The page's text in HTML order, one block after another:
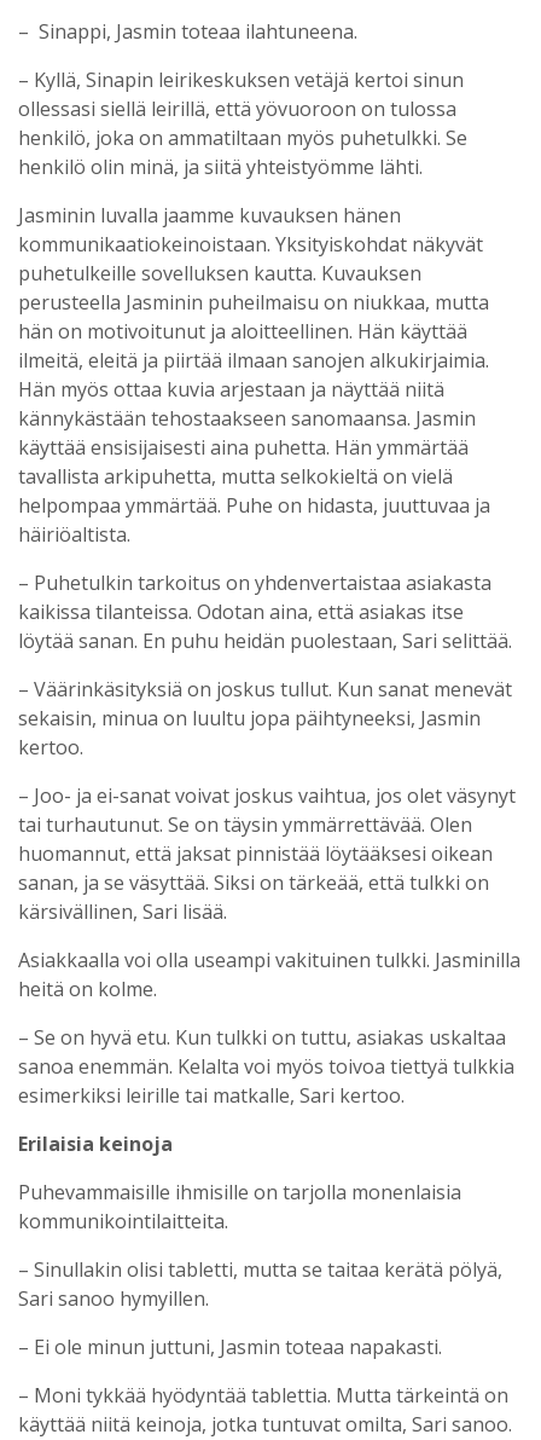
– Sinappi, Jasmin toteaa ilahtuneena.
– Kyllä, Sinapin leirikeskuksen vetäjä kertoi sinun
ollessasi siellä leirillä, että yövuoroon on tulossa
henkilö, joka on ammatiltaan myös puhetulkki. Se
henkilö olin minä, ja siitä yhteistyömme lähti.
Jasminin luvalla jaamme kuvauksen hänen
kommunikaatiokeinoistaan. Yksityiskohdat näkyvät
puhetulkeille sovelluksen kautta. Kuvauksen
perusteella Jasminin puheilmaisu on niukkaa, mutta
hän on motivoitunut ja aloitteellinen. Hän käyttää
ilmeitä, eleitä ja piirtää ilmaan sanojen alkukirjaimia.
Hän myös ottaa kuvia arjestaan ja näyttää niitä
kännykästään tehostaakseen sanomaansa. Jasmin
käyttää ensisijaisesti aina puhetta. Hän ymmärtää
tavallista arkipuhetta, mutta selkokieltä on vielä
helpompaa ymmärtää. Puhe on hidasta, juuttuvaa ja
häiriöaltista.
– Puhetulkin tarkoitus on yhdenvertaistaa asiakasta
kaikissa tilanteissa. Odotan aina, että asiakas itse
löytää sanan. En puhu heidän puolestaan, Sari selittää.
– Väärinkäsityksiä on joskus tullut. Kun sanat menevät
sekaisin, minua on luultu jopa päihtyneeksi, Jasmin
kertoo.
– Joo- ja ei-sanat voivat joskus vaihtua, jos olet väsynyt
tai turhautunut. Se on täysin ymmärrettävää. Olen
huomannut, että jaksat pinnistää löytääksesi oikean
sanan, ja se väsyttää. Siksi on tärkeää, että tulkki on
kärsivällinen, Sari lisää.
Asiakkaalla voi olla useampi vakituinen tulkki. Jasminilla
heitä on kolme.
– Se on hyvä etu. Kun tulkki on tuttu, asiakas uskaltaa
sanoa enemmän. Kelalta voi myös toivoa tiettyä tulkkia
esimerkiksi leirille tai matkalle, Sari kertoo.
Erilaisia keinoja
Puhevammaisille ihmisille on tarjolla monenlaisia
kommunikointilaitteita.
– Sinullakin olisi tabletti, mutta se taitaa kerätä pölyä,
Sari sanoo hymyillen.
– Ei ole minun juttuni, Jasmin toteaa napakasti.
– Moni tykkää hyödyntää tablettia. Mutta tärkeintä on
käyttää niitä keinoja, jotka tuntuvat omilta, Sari sanoo.